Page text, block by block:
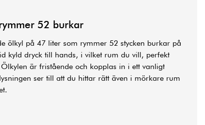
52 burkar
ölkyl på 47 liter som rymmer 52 stycken burkar på
kyld dryck till hands, i vilket rum du vill, perfekt
är fristående och kopplas in i ett vanligt
ser till att du hittar rätt även i mörkare rum